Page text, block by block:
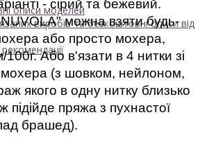
описи моделей
виробів та безкоштовні описи від
- сірий та бежевий.
можна взяти будь-
або просто мохера,
Або в'язати в 4 нитки зі
мохера (з шовком, нейлоном,
якого в одну нитку близько
підійде пряжа з пухнастої
брашед).